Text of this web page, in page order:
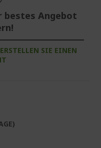
bestes Angebot
ERSTELLEN SIE EINEN